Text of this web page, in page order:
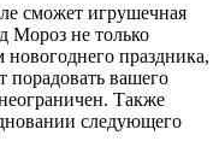
сможет игрушечная
Мороз не только
праздника,
порадовать вашего
Также
следующего